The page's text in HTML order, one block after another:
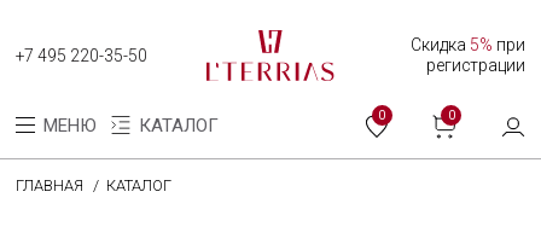
+7 495 220-35-50
Скидка 5% при
регистрации
МЕНЮ КАТАЛОГ 0 0
ГЛАВНАЯ КАТАЛОГ